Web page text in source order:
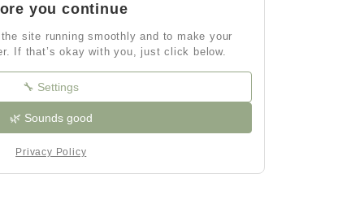
you continue
site running smoothly and to make your
If that’s okay with you, just click below.
🔧 Settings
🌿 Sounds good
Privacy Policy